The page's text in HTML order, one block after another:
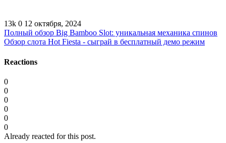
13k 0 12 октября, 2024
Полный обзор Big Bamboo Slot: уникальная механика спинов
Обзор слота Hot Fiesta - сыграй в бесплатный демо режим
Reactions
0
0
0
0
0
0
Already reacted for this post.